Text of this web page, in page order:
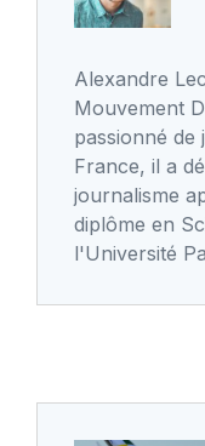
Alexandre
Mouvement
passionné de
France, il a
journalisme
diplôme en
l'Université